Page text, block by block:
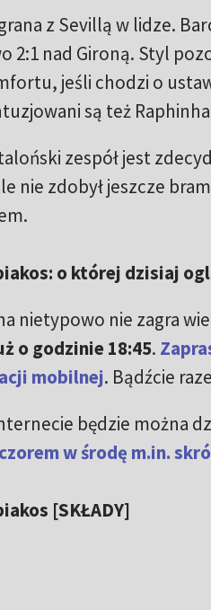
z Sevillą w lidze.
2:1 nad Gironą. Styl
jeśli chodzi o
są też
zespół jest
nie zdobył jeszcze
o której dzisiaj
nietypowo nie zagra
o godzinie 18:45.
mobilnej. Bądźcie
będzie można
w środę m.in.
[SKŁADY]